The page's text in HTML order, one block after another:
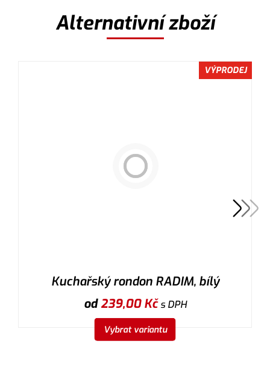
Alternativní zboží
VÝPRODEJ
Kuchařský rondon RADIM, bílý
od239,00Kčs DPH
Vybrat variantu